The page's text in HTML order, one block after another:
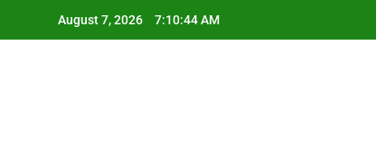
August 7, 2026 7:10:45 AM